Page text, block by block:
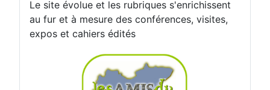
Le site évolue et les rubriques s'enrichissent
au fur et à mesure des conférences, visites,
expos et cahiers édités